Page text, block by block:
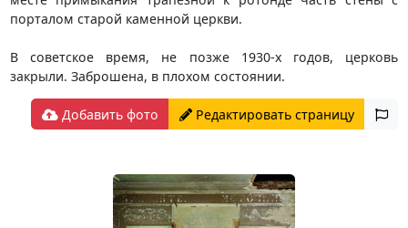
порталом старой каменной церкви.
В советское время, не позже 1930-х годов, церковь
закрыли. Заброшена, в плохом состоянии.
Добавить фото Редактировать страницу